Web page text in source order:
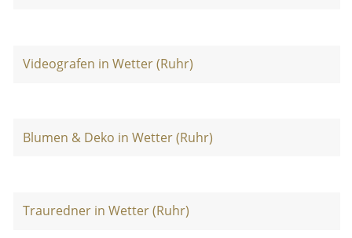
Videografen in Wetter (Ruhr)
Blumen & Deko in Wetter (Ruhr)
Trauredner in Wetter (Ruhr)